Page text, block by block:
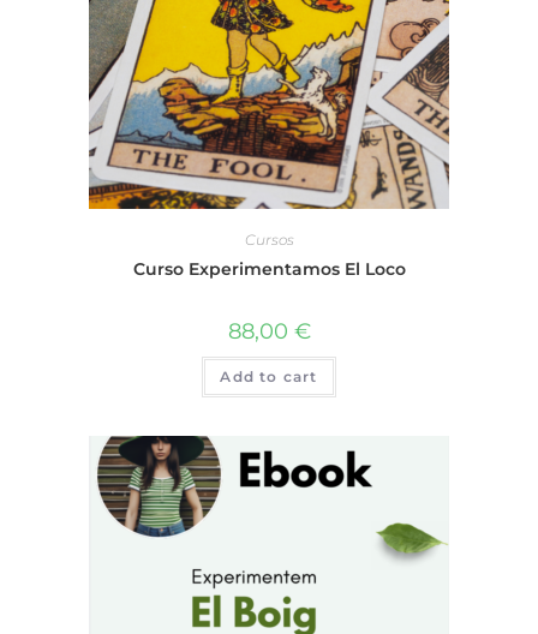
Cursos
Curso Experimentamos El Loco
88,00 €
Add to cart